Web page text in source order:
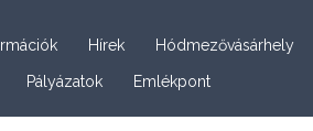
Hírek Hódmezővásárhely
Pályázatok Emlékpont